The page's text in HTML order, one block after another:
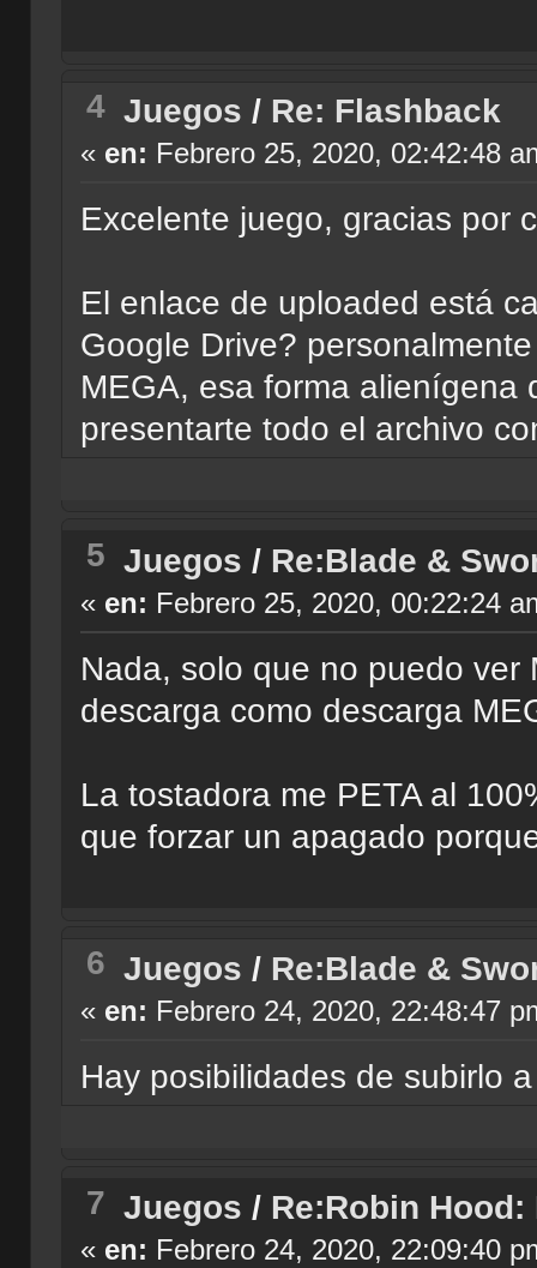
4 Juegos / Re: Flashback
« en: Febrero 25, 2020, 02:42:48
Excelente juego, gracias por
El enlace de uploaded está
Google Drive?
MEGA, esa forma alienígena
presentarte todo el archivo
5 Juegos / Re:Blade &
« en: Febrero 25, 2020, 00:22:24
Nada, solo que no puedo
descarga como descarga
La tostadora me PETA al
que forzar un apagado
6 Juegos / Re:Blade &
« en: Febrero 24, 2020, 22:48:47
Hay posibilidades de subirlo
7 Juegos / Re:Robin
« en: Febrero 24, 2020, 22:09:40